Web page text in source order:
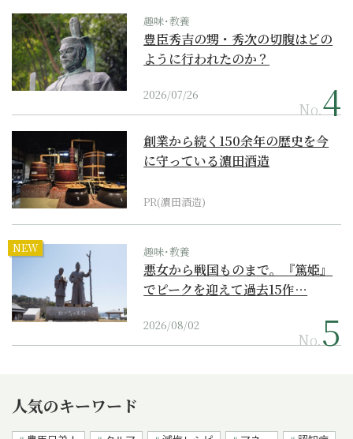
趣味･教養
豊臣秀吉の甥・秀次の切腹はどの
ように行われたのか？
2026/07/26
No.
創業から続く150余年の歴史を今
に守っている濵田酒造
PR(濵田酒造)
NEW 趣味･教養
悪女から戦国ものまで。『篤姫』
でピークを迎えて過去15作…
2026/08/02
No.
人気のキーワード